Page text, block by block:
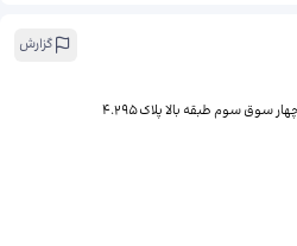
گزارش
سوق سوم طبقه بالا پلاک ۴.۲۹۵